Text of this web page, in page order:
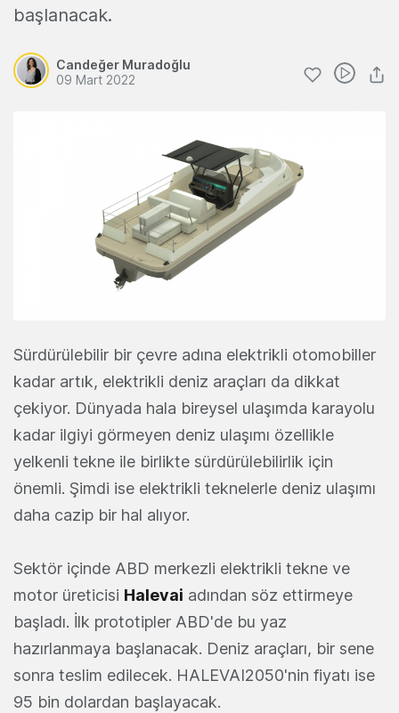
başlanacak.
Candeğer Muradoğlu
09 Mart 2022
Sürdürülebilir bir çevre adına elektrikli otomobiller
kadar artık, elektrikli deniz araçları da dikkat
çekiyor. Dünyada hala bireysel ulaşımda karayolu
kadar ilgiyi görmeyen deniz ulaşımı özellikle
yelkenli tekne ile birlikte sürdürülebilirlik için
önemli. Şimdi ise elektrikli teknelerle deniz ulaşımı
daha cazip bir hal alıyor.
Sektör içinde ABD merkezli elektrikli tekne ve
motor üreticisi Halevai adından söz ettirmeye
başladı. İlk prototipler ABD'de bu yaz
hazırlanmaya başlanacak. Deniz araçları, bir sene
sonra teslim edilecek. HALEVAI2050'nin fiyatı ise
95 bin dolardan başlayacak.